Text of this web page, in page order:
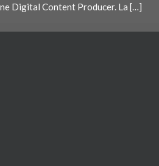
Digital Content Producer. La […]